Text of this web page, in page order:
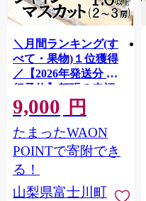
＼月間ランキング(す
べて・果物)１位獲得
／【2026年発送分 先
行予約】頬張る幸福
感 〜緑の宝石・ シ
ャインマスカット 〜
１ｋｇ以上（２〜３
房） フルーツ 山梨県
産 果物 くだもの シャ
イン マスカット ぶど
う ブドウ 葡萄 大粒 種
9,000 円
たまったWAON
POINTで寄附でき
る！
山梨県富士川町